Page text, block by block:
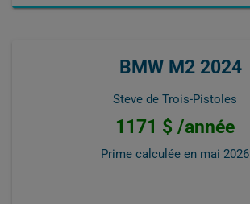
BMW M2 2024
Steve de Trois-Pistoles
1171 $ /année
Prime calculée en mai 2026